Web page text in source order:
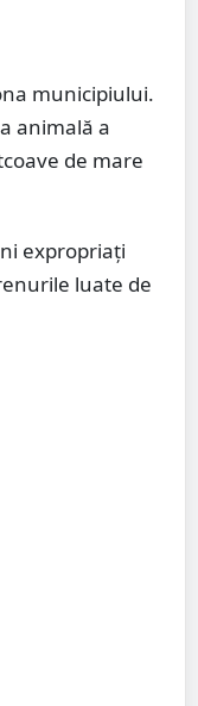
municipiului.
animală a
de mare
expropriați
luate de